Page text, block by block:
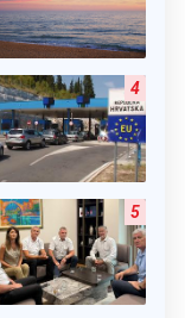
4
5